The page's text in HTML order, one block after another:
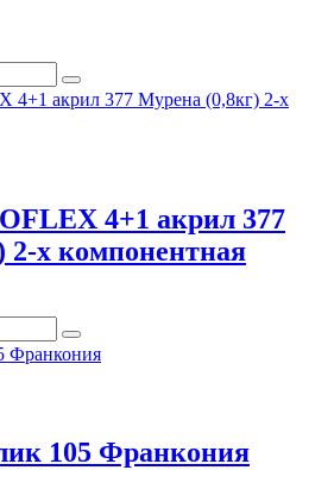
4+1 акрил 377
2-х компонентная
105 Франкония